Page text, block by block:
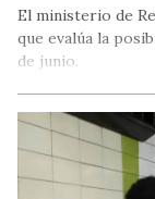
El ministerio de
que evalúa la
de junio.